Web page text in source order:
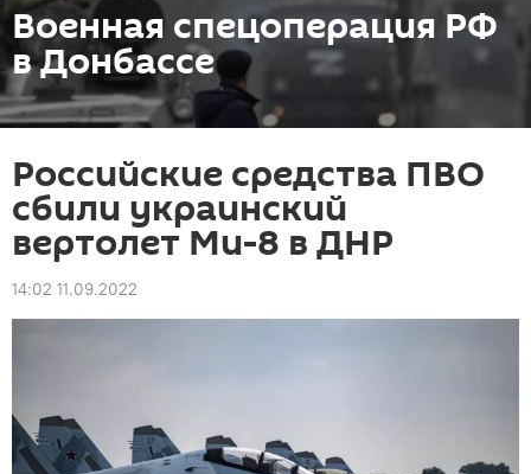
Военная спецоперация РФ
в Донбассе
Российские средства ПВО
сбили украинский
вертолет Ми-8 в ДНР
14:02 11.09.2022